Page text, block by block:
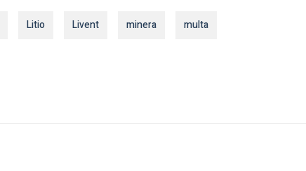
Litio Livent minera multa